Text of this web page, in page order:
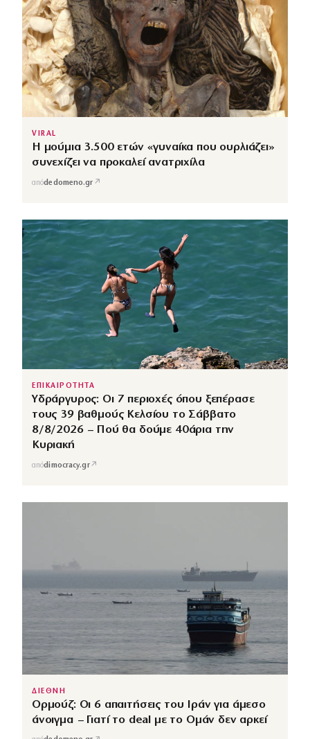
VIRAL
Η μούμια 3.500 ετών «γυναίκα που ουρλιάζει»
συνεχίζει να προκαλεί ανατριχίλα
απόdedomeno.gr ↗
ΕΠΙΚΑΙΡΟΤΗΤΑ
Υδράργυρος: Οι 7 περιοχές όπου ξεπέρασε
τους 39 βαθμούς Κελσίου το Σάββατο
8/8/2026 – Πού θα δούμε 40άρια την
Κυριακή
απόdimocracy.gr↗
ΔΙΕΘΝΗ
Ορμούζ: Οι 6 απαιτήσεις του Ιράν για άμεσο
άνοιγμα – Γιατί το deal με το Ομάν δεν αρκεί